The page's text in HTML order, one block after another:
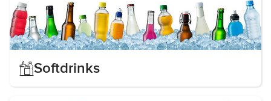
Softdrinks